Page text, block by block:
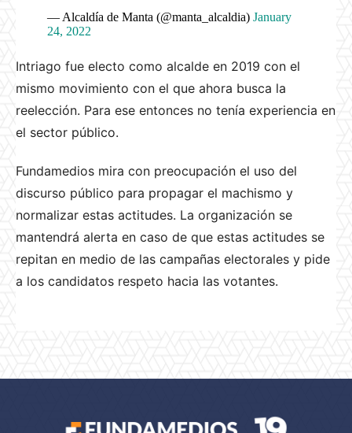
— Alcaldía de Manta (@manta_alcaldia) January
24, 2022
Intriago fue electo como alcalde en 2019 con el
mismo movimiento con el que ahora busca la
reelección. Para ese entonces no tenía experiencia en
el sector público.
Fundamedios mira con preocupación el uso del
discurso público para propagar el machismo y
normalizar estas actitudes. La organización se
mantendrá alerta en caso de que estas actitudes se
repitan en medio de las campañas electorales y pide
a los candidatos respeto hacia las votantes.